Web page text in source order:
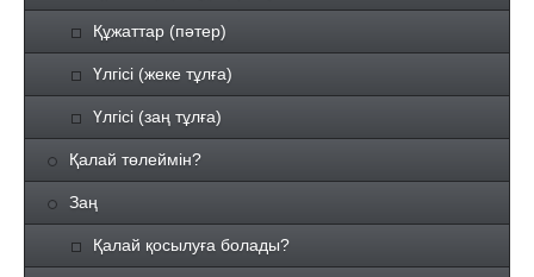
Құжаттар (пәтер)
Үлгісі (жеке тұлға)
Үлгісі (заң тұлға)
Қалай төлеймін?
Заң
Қалай қосылуға болады?